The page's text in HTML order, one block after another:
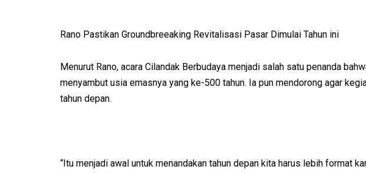
Rano Pastikan Groundbreeaking Revitalisasi Pasar Dimulai Tahun ini
Menurut Rano, acara Cilandak Berbudaya menjadi salah satu penanda
menyambut usia emasnya yang ke-500 tahun. Ia pun mendorong agar
tahun depan.
“Itu menjadi awal untuk menandakan tahun depan kita harus lebih format